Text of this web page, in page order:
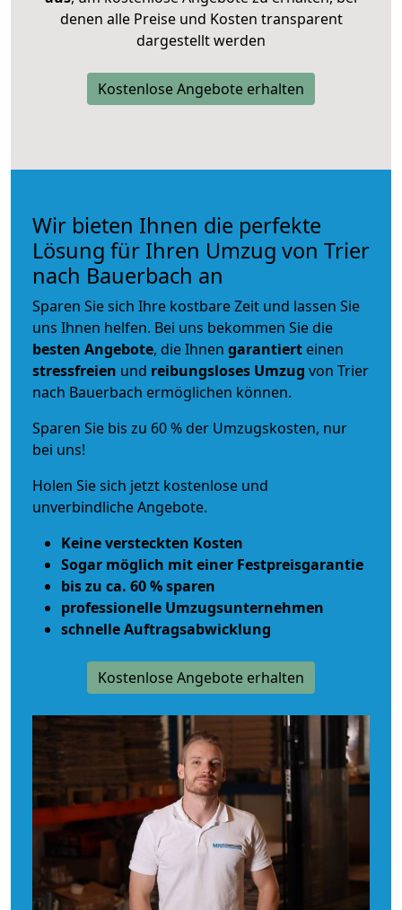
denen alle Preise und Kosten transparent
dargestellt werden
Kostenlose Angebote erhalten
Wir bieten Ihnen die perfekte
Lösung für Ihren Umzug von Trier
nach Bauerbach an
Sparen Sie sich Ihre kostbare Zeit und lassen Sie
uns Ihnen helfen. Bei uns bekommen Sie die
besten Angebote, die Ihnen garantiert einen
stressfreien und reibungsloses Umzug von Trier
nach Bauerbach ermöglichen können.
Sparen Sie bis zu 60 % der Umzugskosten, nur
bei uns!
Holen Sie sich jetzt kostenlose und
unverbindliche Angebote.
Keine versteckten Kosten
Sogar möglich mit einer Festpreisgarantie
bis zu ca. 60 % sparen
professionelle Umzugsunternehmen
schnelle Auftragsabwicklung
Kostenlose Angebote erhalten